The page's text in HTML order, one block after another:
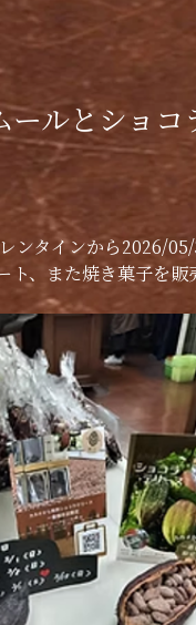
ールとショコ
ンタインから2026/05/
ト、また焼き菓子を販